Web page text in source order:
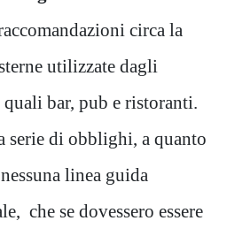
circa la
utilizzate dagli
bar, pub e ristoranti.
serie di obblighi, a quanto
linea guida
che se dovessero essere